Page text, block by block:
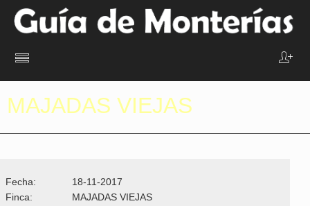
MAJADAS VIEJAS
Fecha:
18-11-2017
Finca:
MAJADAS VIEJAS